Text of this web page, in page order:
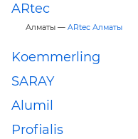
ARtec
Алматы — ARtec Алматы
Koemmerling
SARAY
Alumil
Profialis